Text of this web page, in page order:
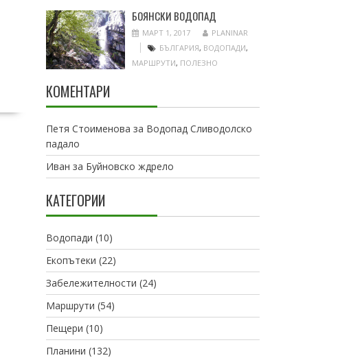
БОЯНСКИ ВОДОПАД
МАРТ 1, 2017
PLANINAR
БЪЛГАРИЯ, ВОДОПАДИ,
МАРШРУТИ, ПОЛЕЗНО
КОМЕНТАРИ
Петя Стоименова за Водопад Сливодолско
падало
Иван за Буйновско ждрело
КАТЕГОРИИ
Водопади (10)
Екопътеки (22)
Забележителности (24)
Маршрути (54)
Пещери (10)
Планини (132)